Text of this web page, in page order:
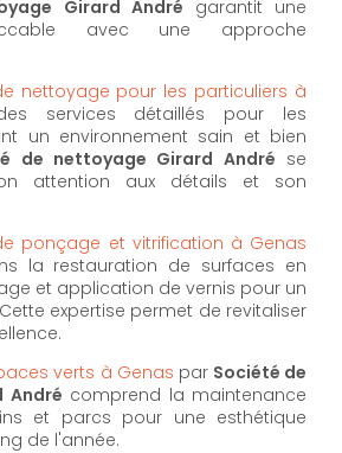
Girard André garantit une
avec une approche
nettoyage pour les particuliers à
services détaillés pour les
un environnement sain et bien
de nettoyage Girard André se
attention aux détails et son
ponçage et vitrification à Genas
la restauration de surfaces en
et application de vernis pour un
expertise permet de revitaliser
verts à Genas par Société de
André comprend la maintenance
et parcs pour une esthétique
de l'année.